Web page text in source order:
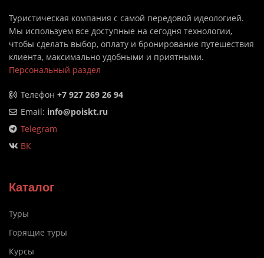
Туристическая компания с самой передовой идеологией.
Мы используем все доступные на сегодня технологии,
чтобы сделать выбор, оплату и бронирование путешествия
клиента, максимально удобными и приятными.
Персональный раздел
Телефон +7 927 269 26 94
Email: info@poiskt.ru
Telegram
ВК
Каталог
Туры
Горящие туры
Курсы